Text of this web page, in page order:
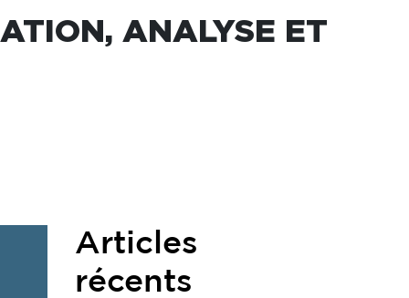
ANALYSE ET
Articles
récents